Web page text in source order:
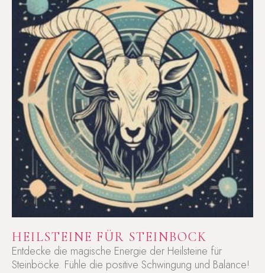
HEILSTEINE FÜR STEINBOCK
Entdecke die magische Energie der Heilsteine für
Steinböcke. Fühle die positive Schwingung und Balance!